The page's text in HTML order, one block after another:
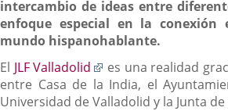
intercambio de ideas entre
enfoque especial en la
mundo hispanohablante.
El JLF Valladolid
Enlace
a
una
es una realidad
entre Casa de la India, el
Universidad de Valladolid y la Junta de